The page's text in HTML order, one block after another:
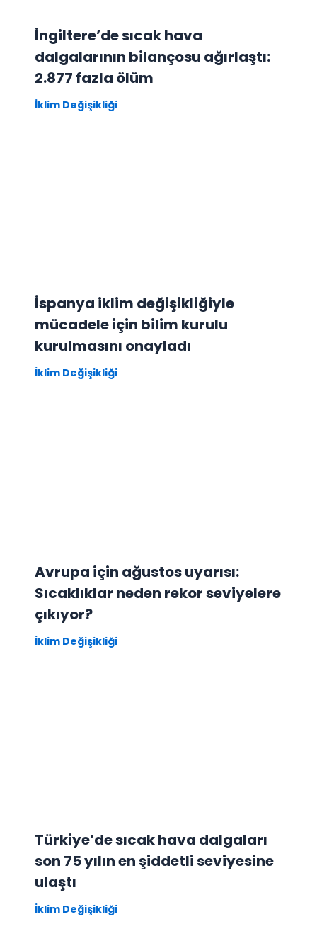
İngiltere’de sıcak hava
dalgalarının bilançosu ağırlaştı:
2.877 fazla ölüm
İklim Değişikliği
İspanya iklim değişikliğiyle
mücadele için bilim kurulu
kurulmasını onayladı
İklim Değişikliği
Avrupa için ağustos uyarısı:
Sıcaklıklar neden rekor seviyelere
çıkıyor?
İklim Değişikliği
Türkiye’de sıcak hava dalgaları
son 75 yılın en şiddetli seviyesine
ulaştı
İklim Değişikliği